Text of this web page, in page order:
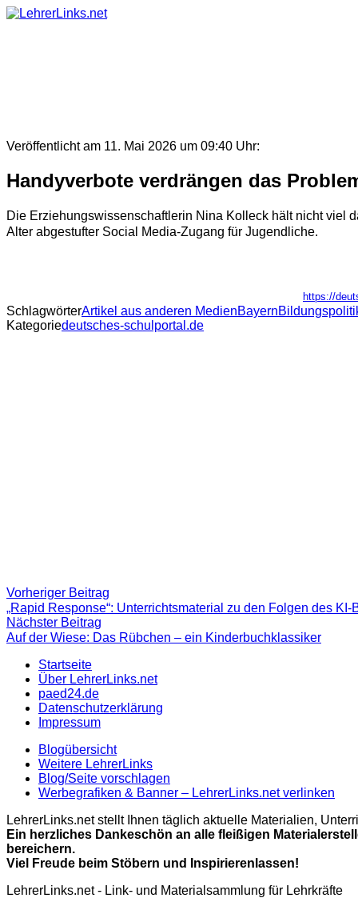
Skip
Veröffentlicht am 11. Mai 2026 um 09:40 Uhr:
Handyverbote verdrängen das
Die Erziehungswissenschaftlerin Nina Kolleck hält nicht viel
Alter abgestufter Social Media-Zugang für Jugendliche.
https://
SchlagwörterArtikel aus anderen MedienBayern
Kategoriedeutsches-schulportal.de
Beitragsnavigation
Vorheriger Beitrag
Beitrag:
„Rapid Response“: Unterrichtsmaterial zu den Folgen des
Nächster Beitrag
Beitrag
Auf der Wiese: Das Rübchen – ein Kinderbuchklassiker
Startseite
Über LehrerLinks.net
paed24.de
Datenschutzerklärung
Impressum
Blogübersicht
Weitere LehrerLinks
Blog/Seite vorschlagen
Werbegrafiken & Banner – LehrerLinks.net verlinken
LehrerLinks.net stellt Ihnen täglich aktuelle Materialien,
Ein herzliches Dankeschön an alle fleißigen
bereichern.
Viel Freude beim Stöbern und Inspirierenlassen!
LehrerLinks.net - Link- und Materialsammlung für Lehrkräfte